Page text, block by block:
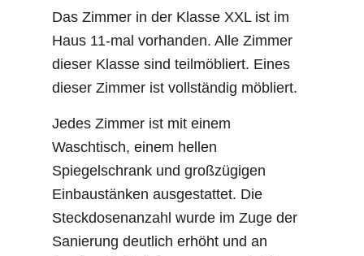
Das Zimmer in der Klasse XXL ist im
Haus 11-mal vorhanden. Alle Zimmer
dieser Klasse sind teilmöbliert. Eines
dieser Zimmer ist vollständig möbliert.
Jedes Zimmer ist mit einem
Waschtisch, einem hellen
Spiegelschrank und großzügigen
Einbaustänken ausgestattet. Die
Steckdosenanzahl wurde im Zuge der
Sanierung deutlich erhöht und an